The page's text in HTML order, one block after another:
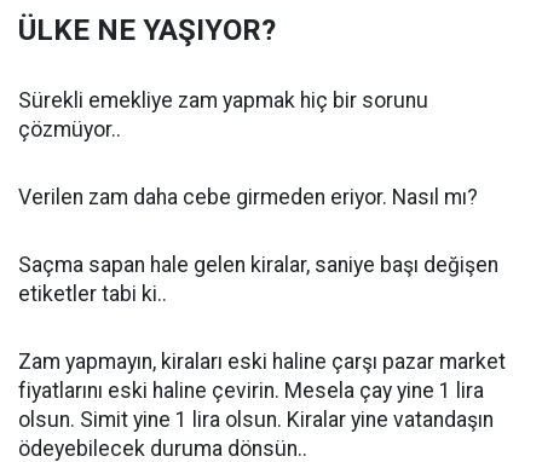
ÜLKE NE YAŞIYOR?
Sürekli emekliye zam yapmak hiç bir sorunu
çözmüyor..
Verilen zam daha cebe girmeden eriyor. Nasıl mı?
Saçma sapan hale gelen kiralar, saniye başı değişen
etiketler tabi ki..
Zam yapmayın, kiraları eski haline çarşı pazar market
fiyatlarını eski haline çevirin. Mesela çay yine 1 lira
olsun. Simit yine 1 lira olsun. Kiralar yine vatandaşın
ödeyebilecek duruma dönsün..